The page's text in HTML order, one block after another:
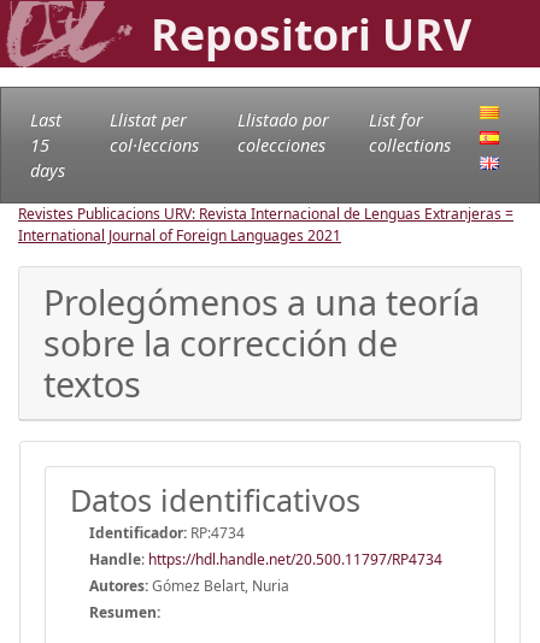
Repositori URV
Last
15
days
Llistat per
col·leccions
Llistado por
colecciones
List for
collections
Revistes Publicacions URV: Revista Internacional de Lenguas Extranjeras =
International Journal of Foreign Languages2021
Prolegómenos a una teoría
sobre la corrección de
textos
Datos identificativos
Identificador: RP:4734
Handle: https://hdl.handle.net/20.500.11797/RP4734
Autores:Gómez Belart, Nuria
Resumen: